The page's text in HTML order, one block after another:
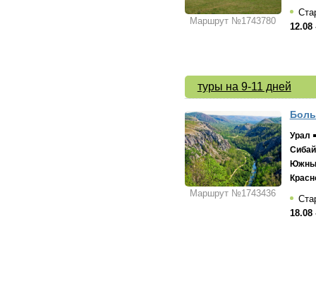
Маршрут №1743780
12.08
туры на 9-11 дней
Маршрут №1743436
Урал
Сибай
18.08